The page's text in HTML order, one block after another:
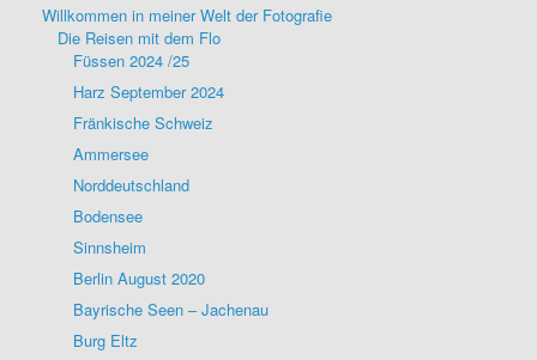
Willkommen in meiner Welt der Fotografie
Die Reisen mit dem Flo
Füssen 2024 /25
Harz September 2024
Fränkische Schweiz
Ammersee
Norddeutschland
Bodensee
Sinnsheim
Berlin August 2020
Bayrische Seen – Jachenau
Burg Eltz